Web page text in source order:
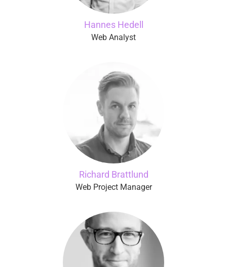
Hannes Hedell
Web Analyst
Richard Brattlund
Web Project Manager